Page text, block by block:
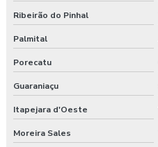
Ribeirão do Pinhal
Palmital
Porecatu
Guaraniaçu
Itapejara d'Oeste
Moreira Sales